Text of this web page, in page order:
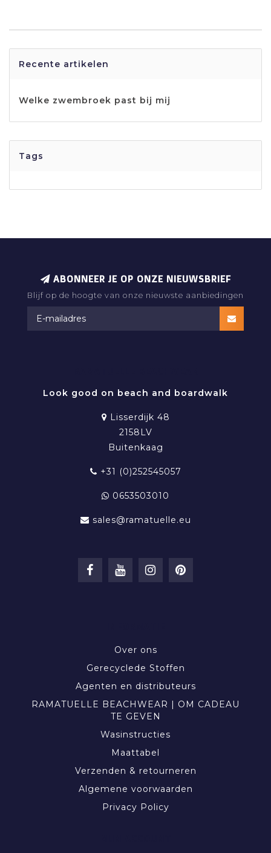
Recente artikelen
Welke zwembroek past bij mij
Tags
ABONNEER JE OP ONZE NIEUWSBRIEF
Blijf op de hoogte van onze nieuwste aanbiedingen
Look good on beach and boardwalk
Lisserdijk 48
2158LV
Buitenkaag
+31 (0)252545057
0653503010
sales@ramatuelle.eu
Over ons
Gerecyclede Stoffen
Agenten en distributeurs
RAMATUELLE BEACHWEAR | OM CADEAU
TE GEVEN
Wasinstructies
Maattabel
Verzenden & retourneren
Algemene voorwaarden
Privacy Policy